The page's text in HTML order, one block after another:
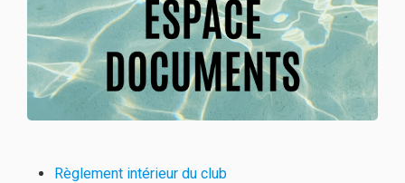
Règlement intérieur du club